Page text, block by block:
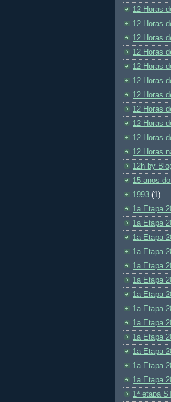
12 Horas
12 Horas
12 Horas
12 Horas
12 Horas
12 Horas
12 Horas
12 Horas
12 Horas
12 Horas
12 Horas
12h by
15 anos
1993 (1)
1a Etapa
1a Etapa
1a Etapa
1a Etapa
1a Etapa
1a Etapa
1a Etapa
1a Etapa
1a Etapa
1a Etapa
1a Etapa
1a Etapa
1a Etapa
1ª etapa